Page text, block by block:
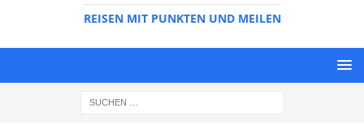
REISEN MIT PUNKTEN UND MEILEN